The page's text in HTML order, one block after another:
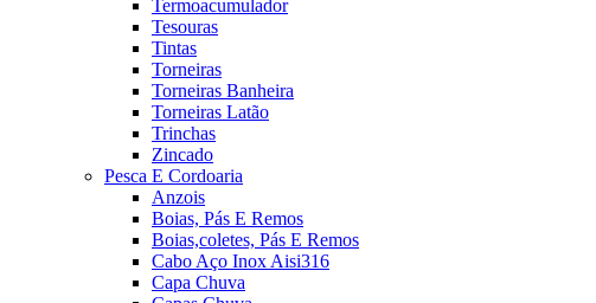
Termoacumulador
Tesouras
Tintas
Torneiras
Torneiras Banheira
Torneiras Latão
Trinchas
Zincado
Pesca E Cordoaria
Anzois
Boias, Pás E Remos
Boias,coletes, Pás E Remos
Cabo Aço Inox Aisi316
Capa Chuva